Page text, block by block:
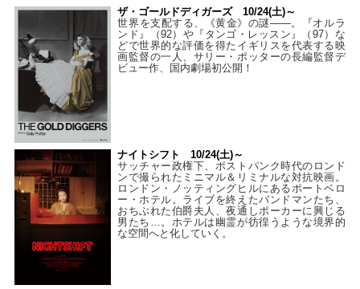
ザ・ゴールドディガーズ 10/24(土)～
世界を支配する、《黄金》の謎――。『オルラ
ンド』（92）や『タンゴ・レッスン』（97）な
どで世界的な評価を得たイギリスを代表する映
画監督の一人、サリー・ポッターの長編監督デ
ビュー作、国内劇場初公開！
ナイトシフト 10/24(土)～
サッチャー政権下、ポストパンク時代のロンド
ンで撮られたミニマル＆リミナルな対抗映画。
ロンドン・ノッティングヒルにあるポートベロ
ー・ホテル。ライブを終えたバンドマンたち、
おちぶれた伯爵夫人、夜通しポーカーに興じる
男たち…。ホテルは幽霊が彷徨うような境界的
な空間へと化していく。